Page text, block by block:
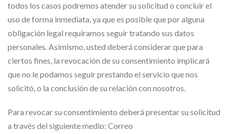
todos los casos podremos atender su solicitud o concluir el
uso de forma inmediata, ya que es posible que por alguna
obligación legal requiramos seguir tratando sus datos
personales. Asimismo, usted deberá considerar que para
ciertos fines, la revocación de su consentimiento implicará
que no le podamos seguir prestando el servicio que nos
solicitó, o la conclusión de su relación con nosotros.
Para revocar su consentimiento deberá presentar su solicitud
a través del siguiente medio: Correo